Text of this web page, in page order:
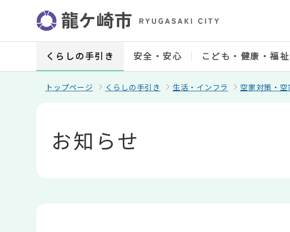
ジ
くらしの手引き 安全・安心 こども・健康・福祉
トップページ くらしの手引き 生活・インフラ 空家対策・空
お知らせ